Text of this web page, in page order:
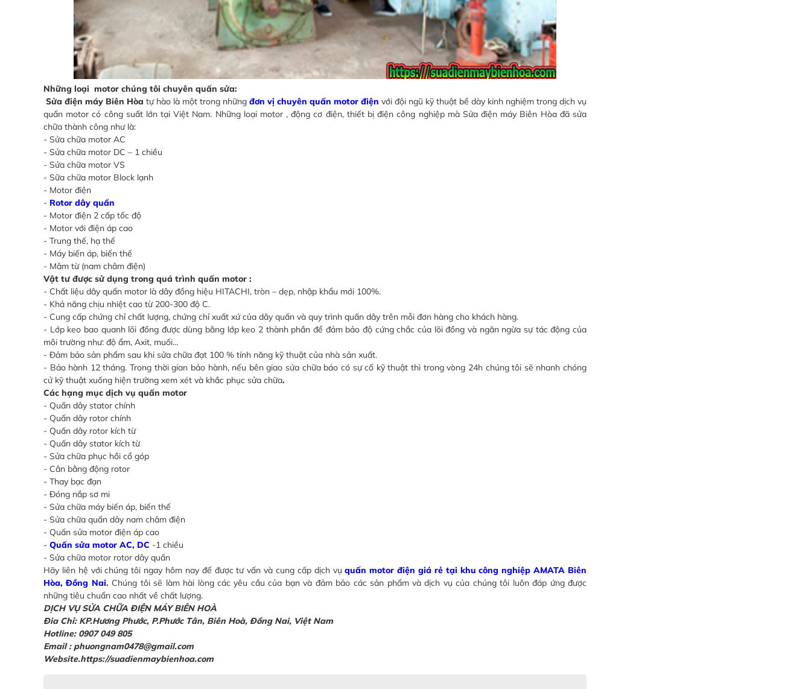
Những loại motor chúng tôi chuyên quấn sửa:
Sửa điện máy Biên Hòa tự hào là một trong những đơn vị chuyên quấn motor điện với đội ngũ kỹ thuật bề dày kinh nghiệm trong dịch vụ
quấn motor có công suất lớn tại Việt Nam. Những loại motor , động cơ điện, thiết bị điện công nghiệp mà Sửa điện máy Biên Hòa đã sửa
chữa thành công như là:
- Sửa chữa motor AC
- Sửa chữa motor DC – 1 chiều
- Sửa chữa motor VS
- Sữa chữa motor Block lạnh
- Motor điện
- Rotor dây quấn
- Motor điện 2 cấp tốc độ
- Motor với điện áp cao
- Trung thế, hạ thế
- Máy biến áp, biến thế
- Mâm từ (nam châm điện)
Vật tư được sử dụng trong quá trình quấn motor :
- Chất liệu dây quấn motor là dây đồng hiệu HITACHI, tròn – dẹp, nhập khẩu mới 100%.
- Khả năng chịu nhiệt cao từ 200-300 độ C.
- Cung cấp chứng chỉ chất lượng, chứng chỉ xuất xứ của dây quấn và quy trình quấn dây trên mỗi đơn hàng cho khách hàng.
- Lớp keo bao quanh lõi đồng được dùng bằng lớp keo 2 thành phần để đảm bảo độ cứng chắc của lõi đồng và ngăn ngừa sự tác động của
môi trường như: độ ẩm, Axit, muối…
- Đảm bảo sản phẩm sau khi sửa chữa đạt 100 % tính năng kỹ thuật của nhà sản xuất.
- Bảo hành 12 tháng. Trong thời gian bảo hành, nếu bên giao sửa chữa báo có sự cố kỹ thuật thì trong vòng 24h chúng tôi sẽ nhanh chóng
cử kỹ thuật xuống hiện trường xem xét và khắc phục sửa chữa.
Các hạng mục dịch vụ quấn motor
- Quấn dây stator chính
- Quấn dây rotor chính
- Quấn dây rotor kích từ
- Quấn dây stator kích từ
- Sửa chữa phục hồi cổ góp
- Cân bằng động rotor
- Thay bạc đạn
- Đóng nắp sơ mi
- Sửa chữa máy biến áp, biến thế
- Sửa chữa quấn dây nam châm điện
- Quấn sửa motor điện áp cao
- Quấn sửa motor AC, DC -1 chiều
- Sửa chữa motor rotor dây quấn
Hãy liên hệ với chúng tôi ngay hôm nay để được tư vấn và cung cấp dịch vụ quấn motor điện giá rẻ tại khu công nghiệp AMATA Biên
Hòa, Đồng Nai. Chúng tôi sẽ làm hài lòng các yêu cầu của bạn và đảm bảo các sản phẩm và dịch vụ của chúng tôi luôn đáp ứng được
những tiêu chuẩn cao nhất về chất lượng.
DỊCH VỤ SỬA CHỮA ĐIỆN MÁY BIÊN HOÀ
Đia Chỉ: KP.Hương Phước, P.Phước Tân, Biên Hoà, Đồng Nai, Việt Nam
Hotline: 0907 049 805
Email : phuongnam0478@gmail.com
Website.https://suadienmaybienhoa.com